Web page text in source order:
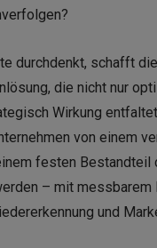
durchdenkt, schafft
die nicht nur
Wirkung
von einem
festen Bestandteil
– mit messbarem
und